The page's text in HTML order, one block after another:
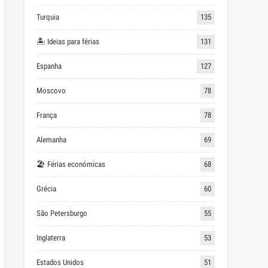
Turquia 135
🏝 Ideias para férias 131
Espanha 127
Moscovo 78
França 78
Alemanha 69
🏖 Férias económicas 68
Grécia 60
São Petersburgo 55
Inglaterra 53
Estados Unidos 51